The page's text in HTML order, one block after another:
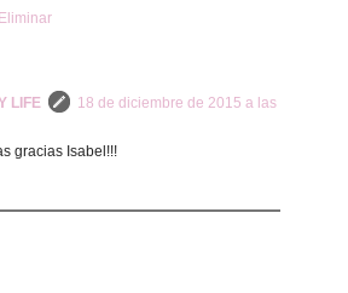
Eliminar
LIFE
18 de diciembre de 2015 a las
gracias Isabel!!!